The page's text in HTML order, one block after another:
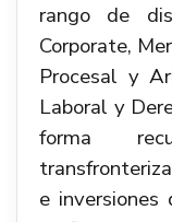
rango de
Corporate,
Procesal y
Laboral y
forma
e